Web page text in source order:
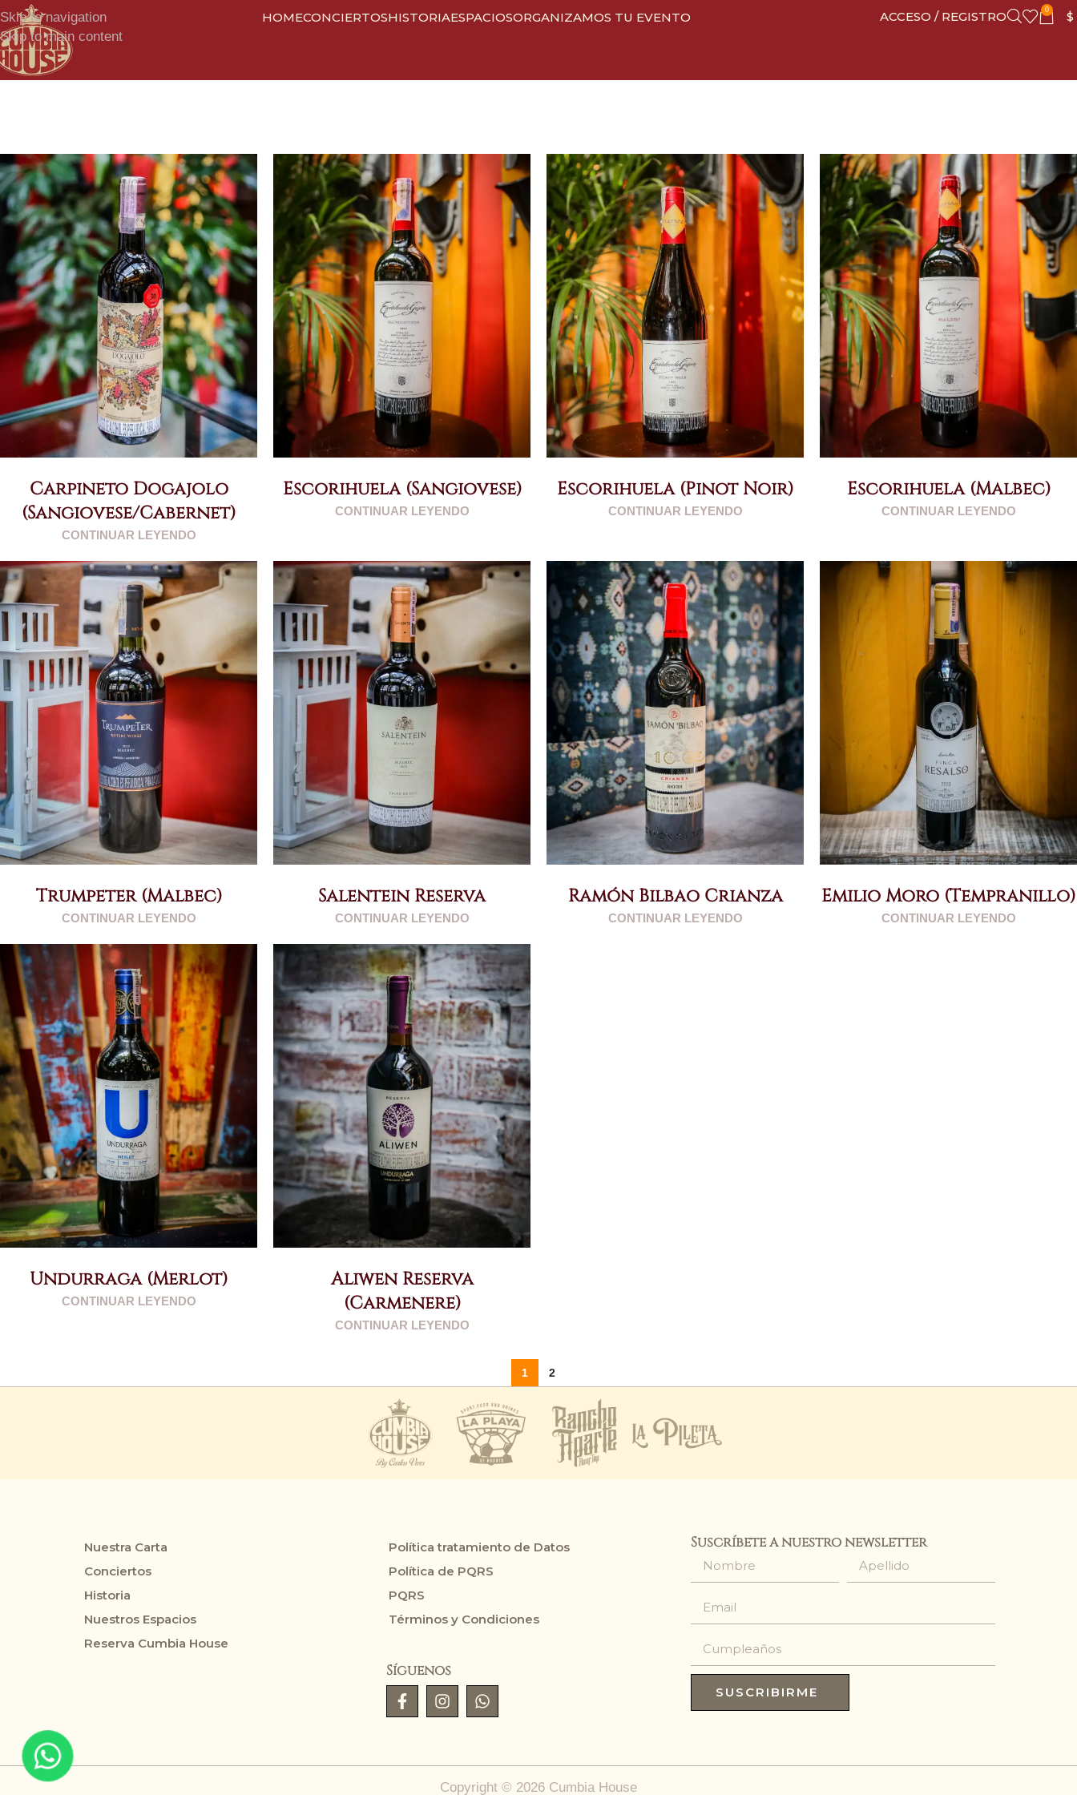
Skip to navigation
Skip to main content
HOMECONCIERTOSHISTORIAESPACIOSORGANIZAMOS TU EVENTO ACCESO / REGISTRO 0 $
Carpineto Dogajolo
(Sangiovese/Cabernet)
CONTINUAR LEYENDO
Escorihuela (Sangiovese)
CONTINUAR LEYENDO
Escorihuela (Pinot Noir)
CONTINUAR LEYENDO
Escorihuela (Malbec)
CONTINUAR LEYENDO
Trumpeter (Malbec)
CONTINUAR LEYENDO
Salentein Reserva
CONTINUAR LEYENDO
Ramón Bilbao Crianza
CONTINUAR LEYENDO
Emilio Moro (Tempranillo)
CONTINUAR LEYENDO
Undurraga (Merlot)
CONTINUAR LEYENDO
Aliwen Reserva
(Carmenere)
CONTINUAR LEYENDO
1 2
Nuestra Carta
Conciertos
Historia
Nuestros Espacios
Reserva Cumbia House
Política tratamiento de Datos
Política de PQRS
PQRS
Términos y Condiciones
Síguenos
Suscríbete a nuestro newsletter
SUSCRIBIRME
Copyright © 2026 Cumbia House